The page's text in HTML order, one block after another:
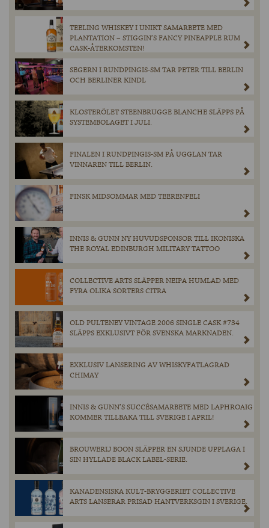
TEELING WHISKEY I UNIKT SAMARBETE MED
PLANTATION – STIGGIN’S FANCY PINEAPPLE RUM
CASK-ÅTERKOMSTEN!
SEGERN I RUNDPINGIS-SM TAR PETER TILL BERLIN
OCH BERLINER KINDL
KLOSTERÖLET STEENBRUGGE BLANCHE SLÄPPS PÅ
SYSTEMBOLAGET I JULI.
FINALEN I RUNDPINGIS-SM PÅ UGGLAN TAR
VINNAREN TILL BERLIN.
FINSK MIDSOMMAR MED TEERENPELI
INNIS & GUNN NY HUVUDSPONSOR TILL IKONISKA
THE ROYAL EDINBURGH MILITARY TATTOO
COLLECTIVE ARTS SLÄPPER NEIPA HUMLAD MED
FYRA OLIKA SORTERS CITRA
OLD PULTENEY VINTAGE 2006 SINGLE CASK #734
SLÄPPS EXKLUSIVT FÖR SVENSKA MARKNADEN.
EXKLUSIV LANSERING AV WHISKYFATLAGRAD
CHIMAY
INNIS & GUNN’S SUCCÉSAMARBETE MED LAPHROAIG
KOMMER TILLBAKA TILL SVERIGE I APRIL!
BROUWERIJ BOON SLÄPPER EN SJUNDE UPPLAGA I
SIN HYLLADE BLACK LABEL-SERIE.
KANADENSISKA KULT-BRYGGERIET COLLECTIVE
ARTS LANSERAR PRISAD HANTVERKSGIN I SVERIGE.